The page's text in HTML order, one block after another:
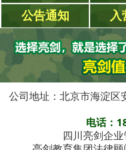
公告通知
入
公司地址：北京市海淀区
电话：
四川亮剑企